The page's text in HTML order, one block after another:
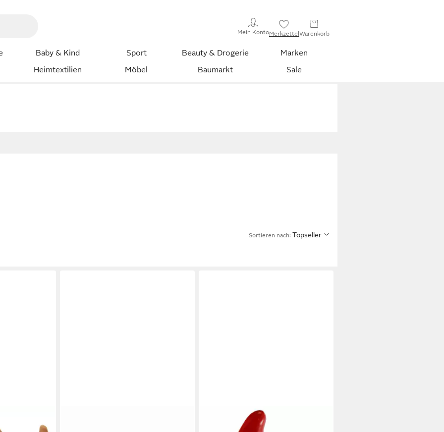
Mein KontoMerkzettelWarenkorb
Baby & Kind Sport Beauty & Drogerie
Marken
Heimtextilien Möbel Baumarkt Sale
Sortieren nach: Topseller